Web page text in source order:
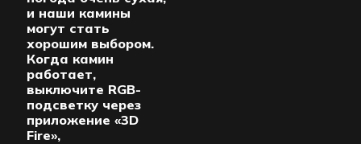
и наши камины
могут стать
хорошим выбором.
Когда камин
работает,
выключите RGB-
подсветку через
приложение «3D
Fire»,